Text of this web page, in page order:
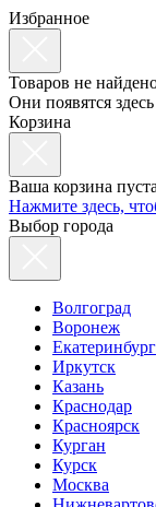
Избранное
Товаров не
Они появятся
Корзина
Ваша корзина пуста
Нажмите здесь,
Выбор города
Волгоград
Воронеж
Екатеринбург
Иркутск
Казань
Краснодар
Красноярск
Курган
Курск
Москва